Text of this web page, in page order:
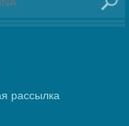
рассылка